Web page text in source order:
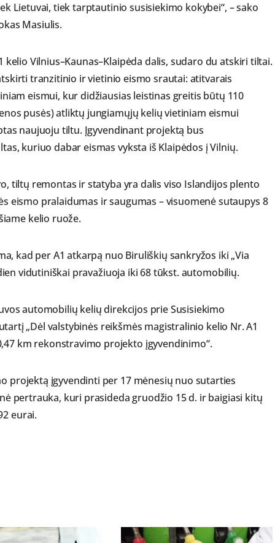
Lietuvai, tiek tarptautinio susisiekimo kokybei“, – sako
Masiulis.
Vilnius–Kaunas–Klaipėda dalis, sudaro du atskiri tiltai.
tranzitinio ir vietinio eismo srautai: atitvarais
eismui, kur didžiausias leistinas greitis būtų 110
pusės) atliktų jungiamųjų kelių vietiniam eismui
naujuoju tiltu. Įgyvendinant projektą bus
kuriuo dabar eismas vyksta iš Klaipėdos į Vilnių.
tiltų remontas ir statyba yra dalis viso Islandijos plento
eismo pralaidumas ir saugumas – visuomenė sutaupys 8
kelio ruože.
kad per A1 atkarpą nuo Biruliškių sankryžos iki „Via
vidutiniškai pravažiuoja iki 68 tūkst. automobilių.
automobilių kelių direkcijos prie Susisiekimo
„Dėl valstybinės reikšmės magistralinio kelio Nr. A1
km rekonstravimo projekto įgyvendinimo“.
projektą įgyvendinti per 17 mėnesių nuo sutarties
pertrauka, kuri prasideda gruodžio 15 d. ir baigiasi kitų
eurai.